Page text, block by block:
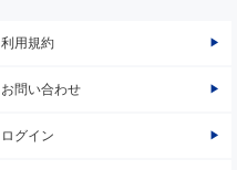
利用規約
お問い合わせ
ログイン